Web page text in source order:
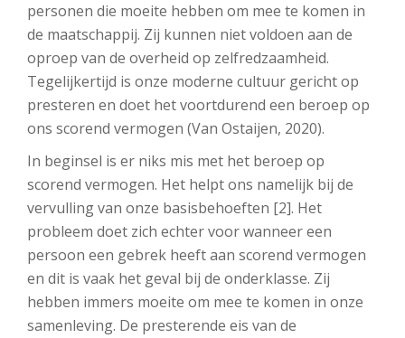
personen die moeite hebben om mee te komen in
de maatschappij. Zij kunnen niet voldoen aan de
oproep van de overheid op zelfredzaamheid.
Tegelijkertijd is onze moderne cultuur gericht op
presteren en doet het voortdurend een beroep op
ons scorend vermogen (Van Ostaijen, 2020).
In beginsel is er niks mis met het beroep op
scorend vermogen. Het helpt ons namelijk bij de
vervulling van onze basisbehoeften [2]. Het
probleem doet zich echter voor wanneer een
persoon een gebrek heeft aan scorend vermogen
en dit is vaak het geval bij de onderklasse. Zij
hebben immers moeite om mee te komen in onze
samenleving. De presterende eis van de